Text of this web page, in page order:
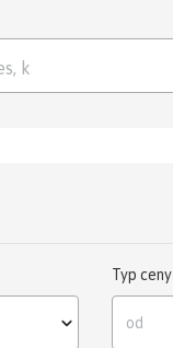
Typ ceny